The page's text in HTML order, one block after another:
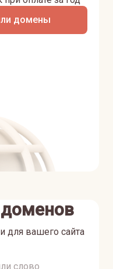
домены
доменов
для вашего сайта